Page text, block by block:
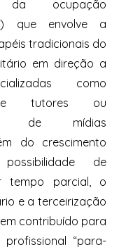
da ocupação
que envolve a
tradicionais do
em direção a
como
e tutores ou
de mídias
do crescimento
de
tempo parcial, o
e a terceirização
contribuído para
“para-